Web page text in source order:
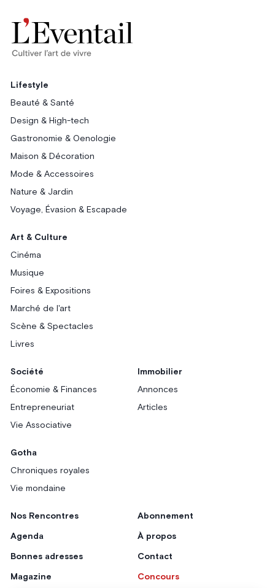
Lifestyle
Beauté & Santé
Design & High-tech
Gastronomie & Oenologie
Maison & Décoration
Mode & Accessoires
Nature & Jardin
Voyage, Évasion & Escapade
Art & Culture
Cinéma
Musique
Foires & Expositions
Marché de l'art
Scène & Spectacles
Livres
Société
Économie & Finances
Entrepreneuriat
Vie Associative
Immobilier
Annonces
Articles
Gotha
Chroniques royales
Vie mondaine
Nos Rencontres
Agenda
Bonnes adresses
Magazine
Abonnement
À propos
Contact
Concours